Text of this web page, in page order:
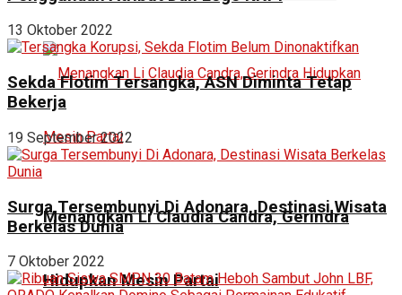
Menangkan Li Claudia Candra, Gerindra
Hidupkan Mesin Partai
13 Oktober 2022
Sekda Flotim Tersangka, ASN Diminta Tetap
Bekerja
19 September 2022
Surga Tersembunyi Di Adonara, Destinasi Wisata
Berkelas Dunia
7 Oktober 2022